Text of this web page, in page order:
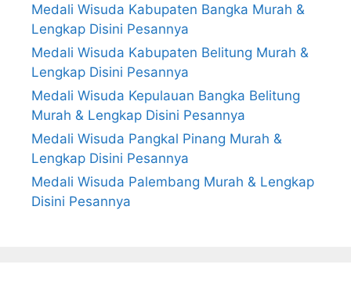
Medali Wisuda Kabupaten Bangka Murah &
Lengkap Disini Pesannya
Medali Wisuda Kabupaten Belitung Murah &
Lengkap Disini Pesannya
Medali Wisuda Kepulauan Bangka Belitung
Murah & Lengkap Disini Pesannya
Medali Wisuda Pangkal Pinang Murah &
Lengkap Disini Pesannya
Medali Wisuda Palembang Murah & Lengkap
Disini Pesannya